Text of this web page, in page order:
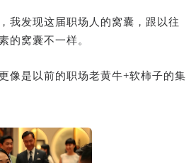
我发现这届职场人的窝囊，跟以往
的窝囊不一样。‍‍‍‍‍‍‍‍‍‍‍‍‍‍‍‍‍‍‍‍‍‍‍‍‍‍‍‍
像是以前的职场老黄牛+软柿子的集